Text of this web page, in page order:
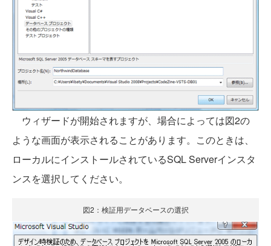
ウィザードが開始されますが、場合によっては図2の
ような画面が表示されることがあります。このときは、
ローカルにインストールされているSQL Serverインスタ
ンスを選択してください。
図2：検証用データベースの選択